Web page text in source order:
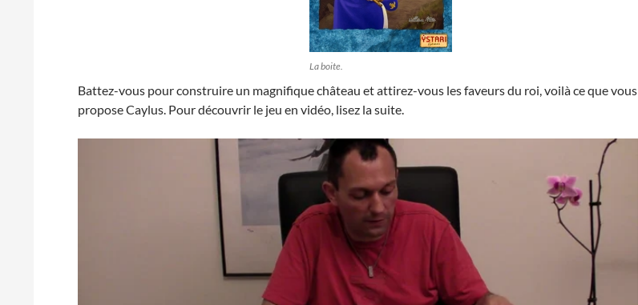
La boite.
Battez-vous pour construire un magnifique château et attirez-vous les faveurs du roi, voilà ce que vous
propose Caylus. Pour découvrir le jeu en vidéo, lisez la suite.